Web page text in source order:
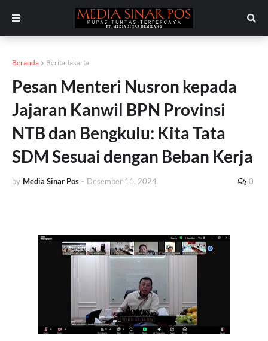
Beranda Berita Jakarta
Pesan Menteri Nusron kepada
Jajaran Kanwil BPN Provinsi
NTB dan Bengkulu: Kita Tata
SDM Sesuai dengan Beban Kerja
by Media Sinar Pos - Desember 11, 2024 0